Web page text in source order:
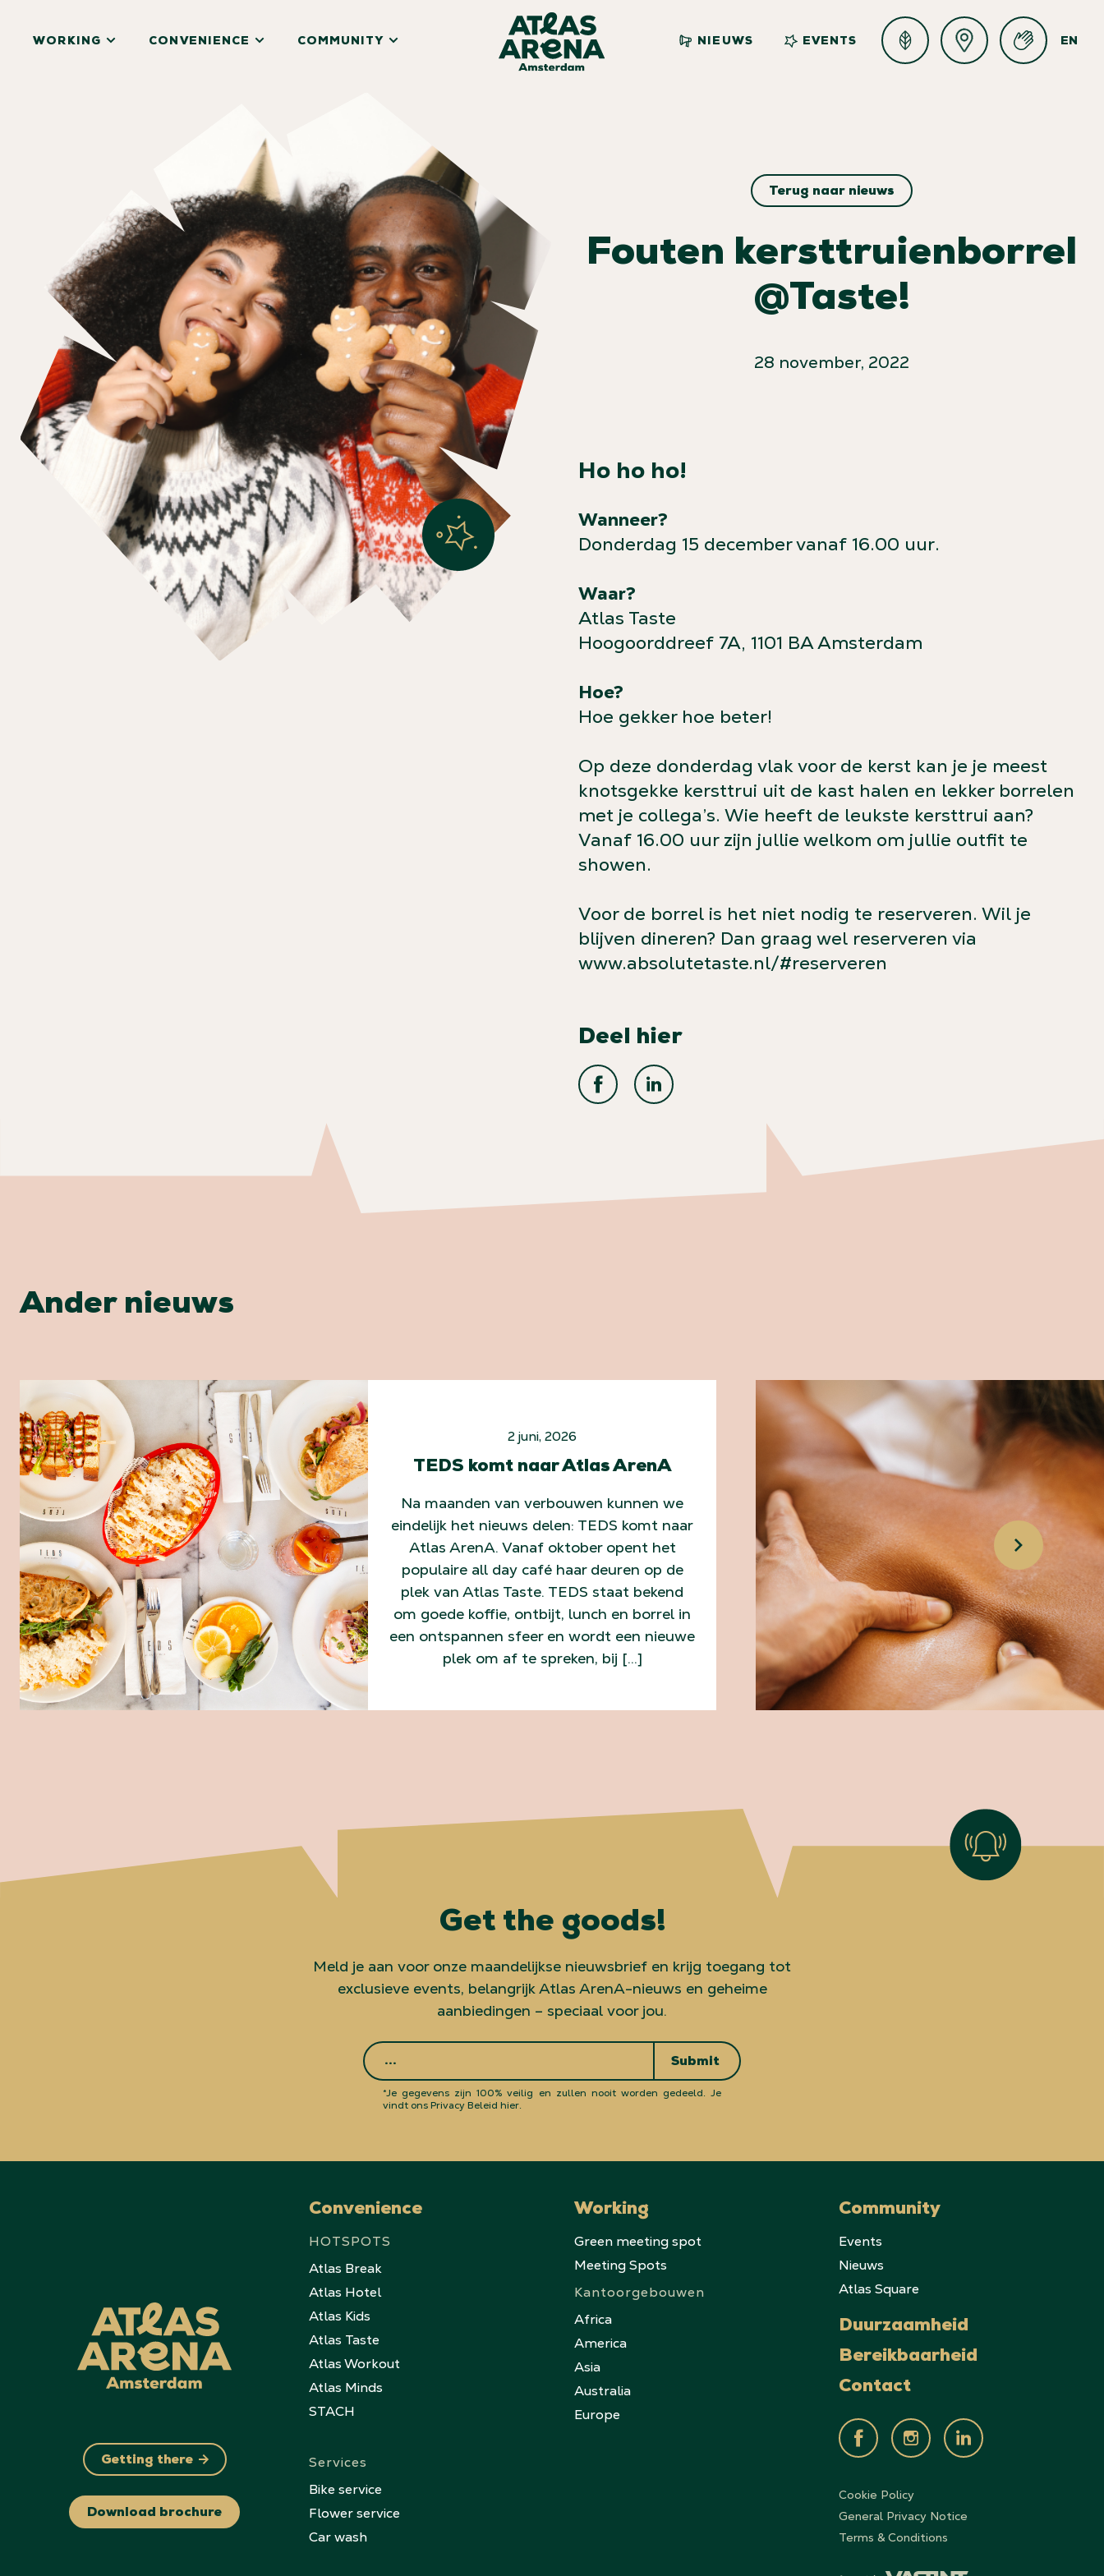
WORKING CONVENIENCE COMMUNITY NIEUWS EVENTS EN
Terug naar nieuws
Fouten kersttruienborrel
@Taste!
28 november, 2022
Ho ho ho!
Wanneer?
Donderdag 15 december vanaf 16.00 uur.
Waar?
Atlas Taste
Hoogoorddreef 7A, 1101 BA Amsterdam
Hoe?
Hoe gekker hoe beter!
Op deze donderdag vlak voor de kerst kan je je meest
knotsgekke kersttrui uit de kast halen en lekker borrelen
met je collega’s. Wie heeft de leukste kersttrui aan?
Vanaf 16.00 uur zijn jullie welkom om jullie outfit te
showen.
Voor de borrel is het niet nodig te reserveren. Wil je
blijven dineren? Dan graag wel reserveren via
www.absolutetaste.nl/#reserveren
Deel hier
Ander nieuws
2 juni, 2026
TEDS komt naar Atlas ArenA
Na maanden van verbouwen kunnen we
eindelijk het nieuws delen: TEDS komt naar
Atlas ArenA. Vanaf oktober opent het
populaire all day café haar deuren op de
plek van Atlas Taste. TEDS staat bekend
om goede koffie, ontbijt, lunch en borrel in
een ontspannen sfeer en wordt een nieuwe
plek om af te spreken, bij […]
Get the goods!
Meld je aan voor onze maandelijkse nieuwsbrief en krijg toegang tot
exclusieve events, belangrijk Atlas ArenA-nieuws en geheime
aanbiedingen – speciaal voor jou.
Submit
*Je gegevens zijn 100% veilig en zullen nooit worden gedeeld. Je
vindt ons Privacy Beleid hier.
Getting there
Download brochure
Convenience
HOTSPOTS
Atlas Break
Atlas Hotel
Atlas Kids
Atlas Taste
Atlas Workout
Atlas Minds
STACH
Services
Bike service
Flower service
Car wash
Working
Green meeting spot
Meeting Spots
Kantoorgebouwen
Africa
America
Asia
Australia
Europe
Community
Events
Nieuws
Atlas Square
Duurzaamheid
Bereikbaarheid
Contact
Cookie Policy
General Privacy Notice
Terms & Conditions